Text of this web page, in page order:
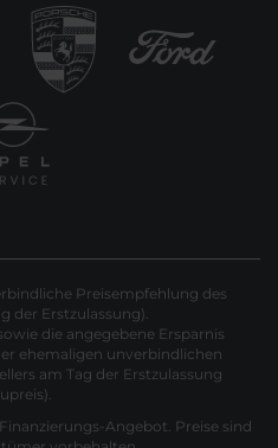
Preisempfehlung des
der Erstzulassung).
die angegebene Ersparnis
ehemaligen unverbindlichen
am Tag der Erstzulassung
Angebot. Preise sind